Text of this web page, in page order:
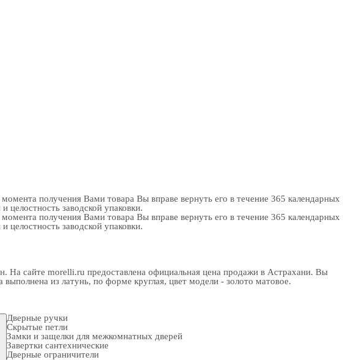
получения Вами товара Вы вправе вернуть его в течение 365 календарных
целостность заводской упаковки.
получения Вами товара Вы вправе вернуть его в течение 365 календарных
целостность заводской упаковки.
На сайте morelli.ru предоставлена официальная цена продажи в Астрахани. Вы
из латунь, по форме круглая, цвет модели - золото матовое.
Дверные ручки
Скрытые петли
Замки и защелки для межкомнатных дверей
Завертки сантехнические
Дверные ограничители